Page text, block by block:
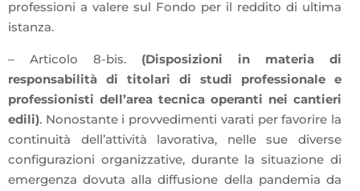
professioni a valere sul Fondo per il reddito di ultima
istanza.
– Articolo 8-bis. (Disposizioni in materia di
responsabilità di titolari di studi professionale e
professionisti dell’area tecnica operanti nei cantieri
edili). Nonostante i provvedimenti varati per favorire la
continuità dell’attività lavorativa, nelle sue diverse
configurazioni organizzative, durante la situazione di
emergenza dovuta alla diffusione della pandemia da